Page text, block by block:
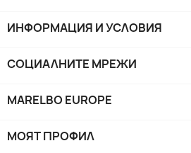
ИНФОРМАЦИЯ И УСЛОВИЯ
СОЦИАЛНИТЕ МРЕЖИ
MARELBO EUROPE
МОЯТ ПРОФИЛ